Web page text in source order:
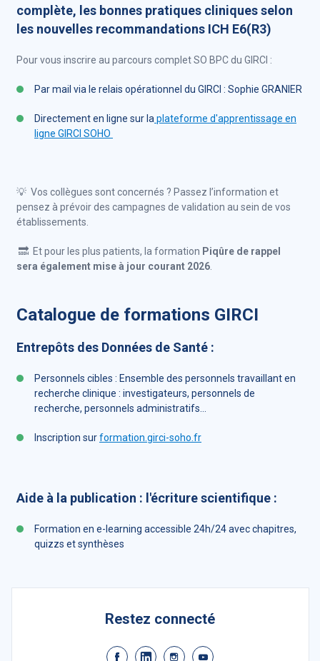
complète, les bonnes pratiques cliniques selon
les nouvelles recommandations ICH E6(R3)
Pour vous inscrire au parcours complet SO BPC du GIRCI :
Par mail via le relais opérationnel du GIRCI : Sophie GRANIER
Directement en ligne sur la plateforme d'apprentissage en
ligne GIRCI SOHO
💡 Vos collègues sont concernés ? Passez l’information et
pensez à prévoir des campagnes de validation au sein de vos
établissements.
🔜 Et pour les plus patients, la formation Piqûre de rappel
sera également mise à jour courant 2026
Catalogue de formations GIRCI
Entrepôts des Données de Santé :
Personnels cibles : Ensemble des personnels travaillant en
recherche clinique : investigateurs, personnels de
recherche, personnels administratifs...
Inscription surformation.girci-soho.fr
Aide à la publication : l'écriture scientifique :
Formation en e-learning accessible 24h/24 avec chapitres,
quizzs et synthèses
Restez connecté